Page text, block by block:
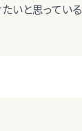
いと思っている